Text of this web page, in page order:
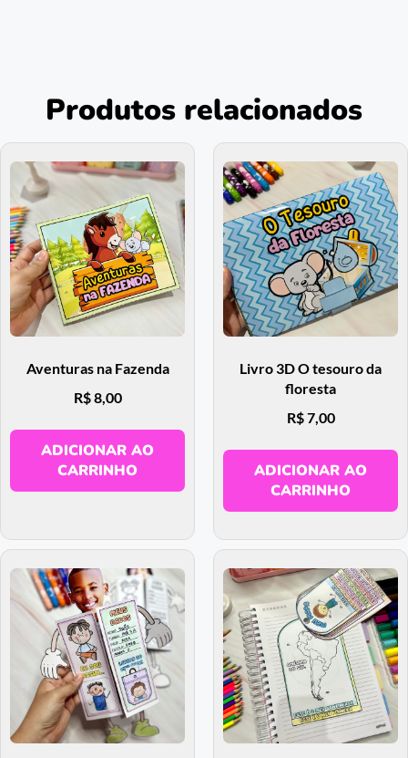
Produtos relacionados
Aventuras na Fazenda
R$8,00
ADICIONAR AO
CARRINHO
Livro 3D O tesouro da
floresta
R$7,00
ADICIONAR AO
CARRINHO